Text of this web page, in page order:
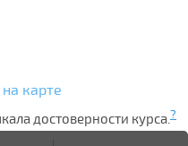
карте
достоверности курса.?